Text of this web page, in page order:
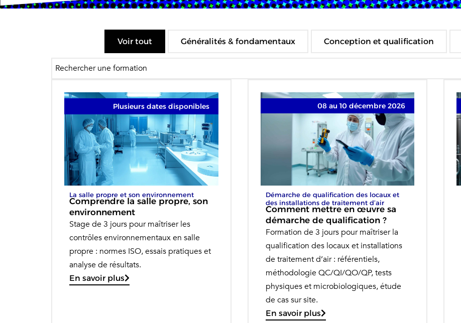
Voir tout Généralités & fondamentaux Conception et qualification
Plusieurs dates disponibles
La salle propre et son environnement
Comprendre la salle propre, son
environnement
Stage de 3 jours pour maîtriser les
contrôles environnementaux en salle
propre : normes ISO, essais pratiques et
analyse de résultats.
En savoir plus
08 au 10 décembre 2026
Démarche de qualification des locaux et
des installations de traitement d’air
Comment mettre en œuvre sa
démarche de qualification ?
Formation de 3 jours pour maîtriser la
qualification des locaux et installations
de traitement d’air : référentiels,
méthodologie QC/QI/QO/QP, tests
physiques et microbiologiques, étude
de cas sur site.
En savoir plus